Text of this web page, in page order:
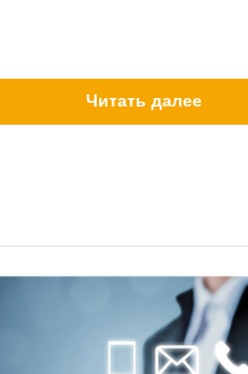
Читать далее